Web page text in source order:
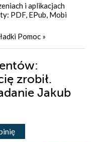
i aplikacjach
PDF, EPub, Mobi
Pomoc »
zrobił.
Jakub